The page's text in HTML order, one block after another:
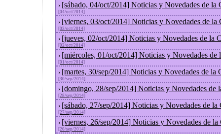
› [sábado, 04/oct/2014] Noticias y Novedades de la
[04/oct/2014]
› [viernes, 03/oct/2014] Noticias y Novedades de la
[03/oct/2014]
› [jueves, 02/oct/2014] Noticias y Novedades de la
[02/oct/2014]
› [miércoles, 01/oct/2014] Noticias y Novedades de
[01/oct/2014]
› [martes, 30/sep/2014] Noticias y Novedades de la
[30/sep/2014]
› [domingo, 28/sep/2014] Noticias y Novedades de
[28/sep/2014]
› [sábado, 27/sep/2014] Noticias y Novedades de la
[27/sep/2014]
› [viernes, 26/sep/2014] Noticias y Novedades de la
[26/sep/2014]